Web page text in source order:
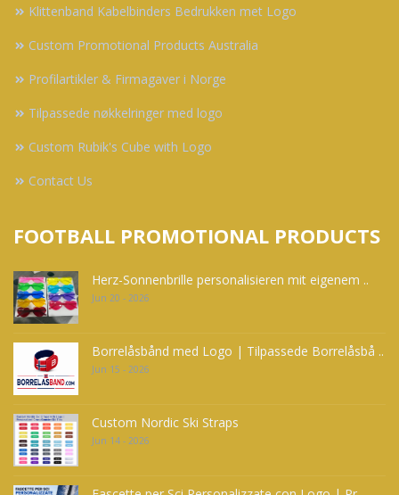
Klittenband Kabelbinders Bedrukken met Logo
Custom Promotional Products Australia
Profilartikler & Firmagaver i Norge
Tilpassede nøkkelringer med logo
Custom Rubik's Cube with Logo
Contact Us
FOOTBALL PROMOTIONAL PRODUCTS
Herz-Sonnenbrille personalisieren mit eigenem ..
Jun 20 - 2026
Borrelåsbånd med Logo | Tilpassede Borrelåsbå ..
Jun 15 - 2026
Custom Nordic Ski Straps
Jun 14 - 2026